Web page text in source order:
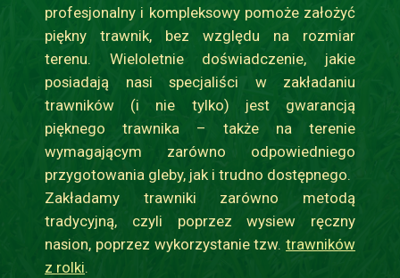
profesjonalny i kompleksowy pomoże założyć
piękny trawnik, bez względu na rozmiar
terenu. Wieloletnie doświadczenie, jakie
posiadają nasi specjaliści w zakładaniu
trawników (i nie tylko) jest gwarancją
pięknego trawnika – także na terenie
wymagającym zarówno odpowiedniego
przygotowania gleby, jak i trudno dostępnego.
Zakładamy trawniki zarówno metodą
tradycyjną, czyli poprzez wysiew ręczny
nasion, poprzez wykorzystanie tzw. trawników
z rolki.